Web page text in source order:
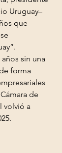
Uruguay–
que
sin una
forma
de
volvió a